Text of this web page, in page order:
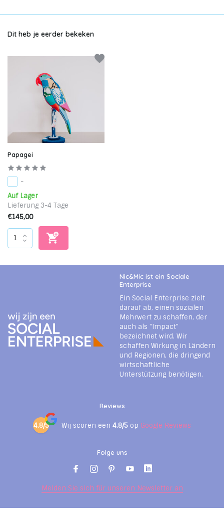
Dit heb je eerder bekeken
Papagei
-
Auf Lager
Lieferung 3-4 Tage
€145,00
Nic&Mic ist ein Sociale
Enterprise
Ein Social Enterprise zielt
darauf ab, einen sozialen
Mehrwert zu schaffen, der
auch als "Impact"
bezeichnet wird. Wir
schaffen Wirkung in Ländern
und Regionen, die dringend
wirtschaftliche
Unterstützung benötigen.
Reviews
4.8/5 Wij scoren een 4.8/5 op Google Reviews
Folge uns
Melden Sie sich für unseren Newsletter an